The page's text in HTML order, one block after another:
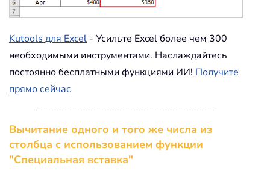
Kutools для Excel - Усильте Excel более чем 300
необходимыми инструментами. Наслаждайтесь
постоянно бесплатными функциями ИИ! Получите
прямо сейчас
Вычитание одного и того же числа из
столбца с использованием функции
"Специальная вставка"